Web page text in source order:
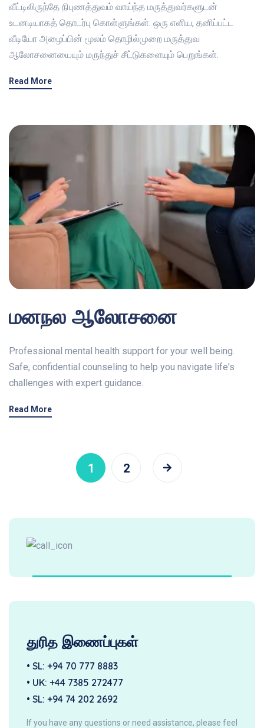
வீட்டிலிருந்தே நிபுணத்துவம் வாய்ந்த மருத்துவர்களுடன்
உடனடியாகத் தொடர்பு கொள்ளுங்கள். ஒரு எளிய, தனிப்பட்ட
வீடியோ அழைப்பின் மூலம் தொழில்முறை மருத்துவ
ஆலோசனையையும் மருந்துச் சீட்டுகளையும் பெறுங்கள்.
Read More
மனநல ஆலோசனை
Professional mental health support for your well being.
Safe, confidential counseling to help you navigate life's
challenges with expert guidance.
Read More
1 2
துரித இணைப்புகள்
• SL: +94 70 777 8883
• UK: +44 7385 272477
• SL: +94 74 202 2692
If you have any questions or need assistance, please feel